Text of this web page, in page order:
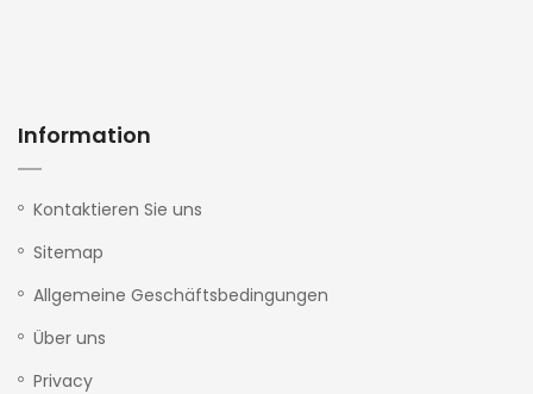
Information
Kontaktieren Sie uns
Sitemap
Allgemeine Geschäftsbedingungen
Über uns
Privacy